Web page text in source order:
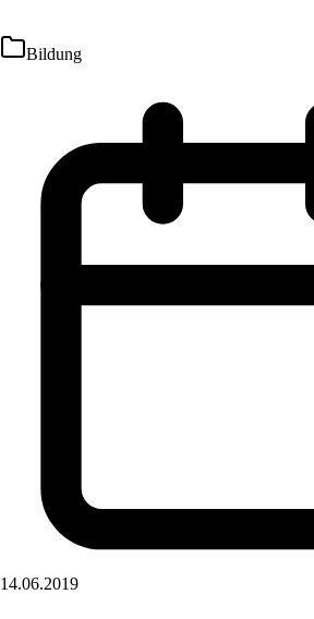
Bildung
14.06.2019